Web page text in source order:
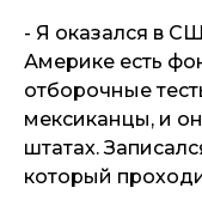
- Я оказался в
Америке есть
отборочные
мексиканцы, и
штатах.
который